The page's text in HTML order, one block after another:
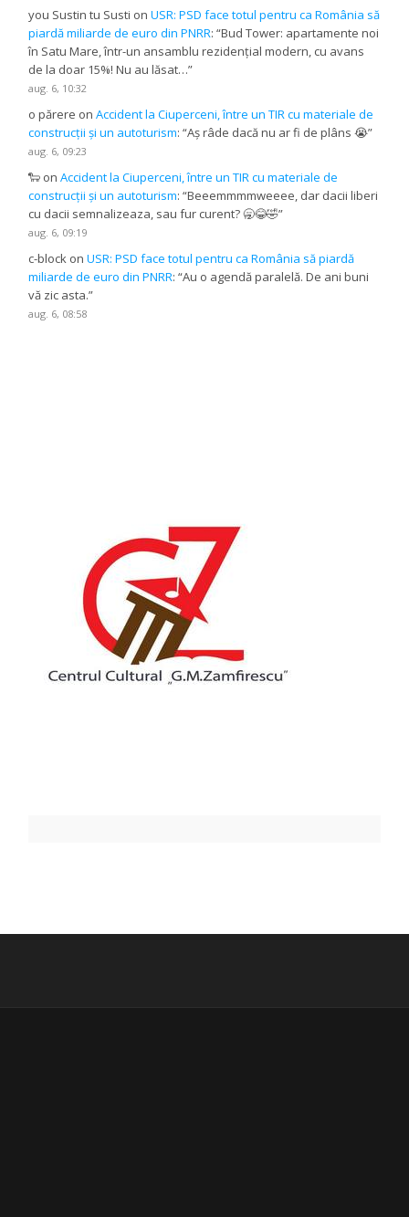
you Sustin tu Susti onUSR: PSD face totul pentru ca România să
piardă miliarde de euro din PNRR: “Bud Tower: apartamente noi
în Satu Mare, într-un ansamblu rezidențial modern, cu avans
de la doar 15%! Nu au lăsat…”
aug. 6, 10:32
o părere onAccident la Ciuperceni, între un TIR cu materiale de
construcții și un autoturism: “Aș râde dacă nu ar fi de plâns 😭”
aug. 6, 09:23
🐑 onAccident la Ciuperceni, între un TIR cu materiale de
construcții și un autoturism: “Beeemmmmweeee, dar dacii liberi
cu dacii semnalizeaza, sau fur curent? 🥱😂🤣”
aug. 6, 09:19
c-block onUSR: PSD face totul pentru ca România să piardă
miliarde de euro din PNRR: “Au o agendă paralelă. De ani buni
vă zic asta.”
aug. 6, 08:58